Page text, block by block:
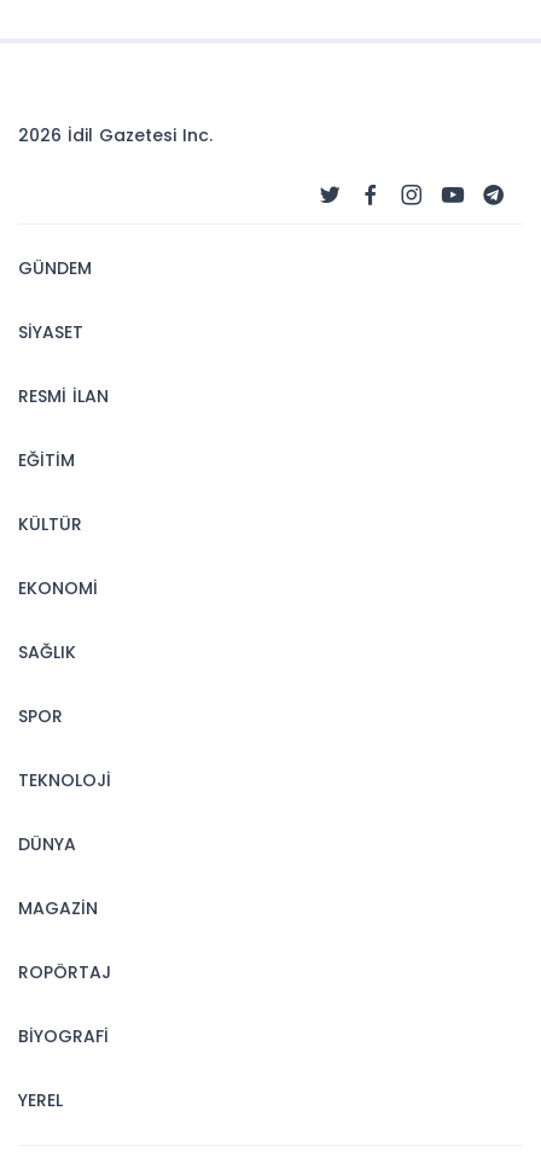
2026 İdil Gazetesi Inc.
GÜNDEM
SİYASET
RESMİ İLAN
EĞİTİM
KÜLTÜR
EKONOMİ
SAĞLIK
SPOR
TEKNOLOJİ
DÜNYA
MAGAZİN
ROPÖRTAJ
BİYOGRAFİ
YEREL